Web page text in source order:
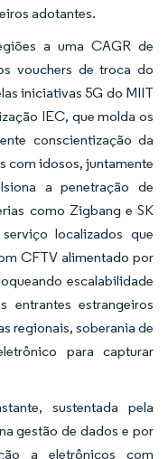
adotantes.
a uma CAGR de
vouchers de troca do
iniciativas 5G do MIIT
IEC, que molda os
conscientização da
com idosos, juntamente
a penetração de
como Zigbang e SK
localizados que
CFTV alimentado por
escalabilidade
entrantes estrangeiros
regionais, soberania de
para capturar
sustentada pela
gestão de dados e por
a eletrônicos com